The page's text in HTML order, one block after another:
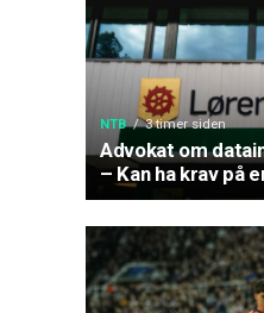
NTB 3 timer siden
Advokat om
– Kan ha krav på